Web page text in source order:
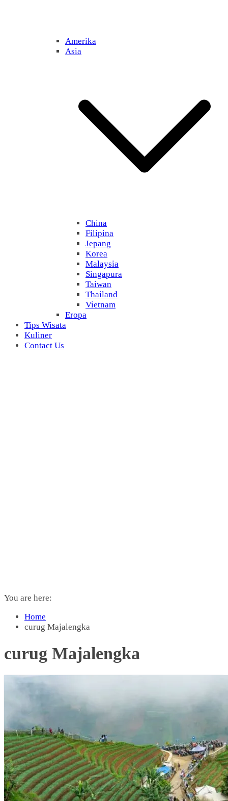
Amerika
Asia
China
Filipina
Jepang
Korea
Malaysia
Singapura
Taiwan
Thailand
Vietnam
Eropa
Tips Wisata
Kuliner
Contact Us
You are here:
Home
curug Majalengka
curug Majalengka